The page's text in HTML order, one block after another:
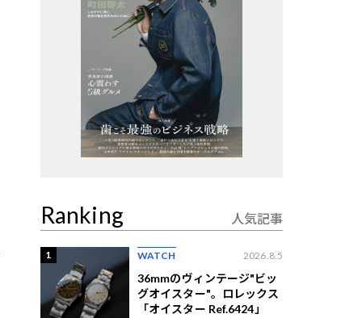
Ranking 人気記事
1 WATCH 2026.8.5
36mmのヴィンテージ"ビッ
グオイスター"。ロレックス
「オイスター Ref.6424」